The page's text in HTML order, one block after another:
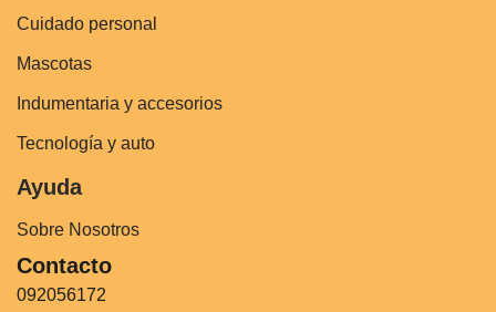
Cuidado personal
Mascotas
Indumentaria y accesorios
Tecnología y auto
Ayuda
Sobre Nosotros
Contacto
092056172